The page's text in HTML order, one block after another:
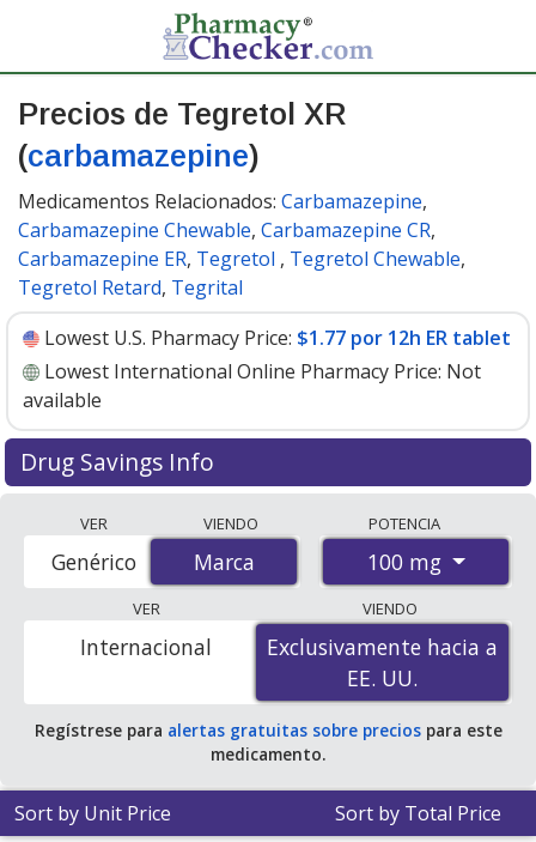
Precios de Tegretol XR
(carbamazepine)
Medicamentos Relacionados: Carbamazepine,
Carbamazepine Chewable, Carbamazepine CR,
Carbamazepine ER, Tegretol , Tegretol Chewable,
Tegretol Retard, Tegrital
Lowest U.S. Pharmacy Price: $1.77 por 12h ER tablet
Lowest International Online Pharmacy Price: Not
available
Drug Savings Info
U.S. pharmacies start at$1.77 por 12h ER tabletfor 30
12h ER tablets. You save 20% off the average U.S.
pharmacy retail price of $2.22 per 12h ER tablet for 30
12h ER tablets. Enter your ZIP Code to compare
discount Tegretol Xr coupon prices in your area.
VER
Marca
Genérico
VIENDO
Marca
POTENCIA
100 mg
VER
Exclusivamente hacia a
EE. UU.
Internacional
VIENDO
Exclusivamente hacia a
EE. UU.
Regístrese para alertas gratuitas sobre preciospara este
medicamento.
Sort by Unit Price Sort by Total Price